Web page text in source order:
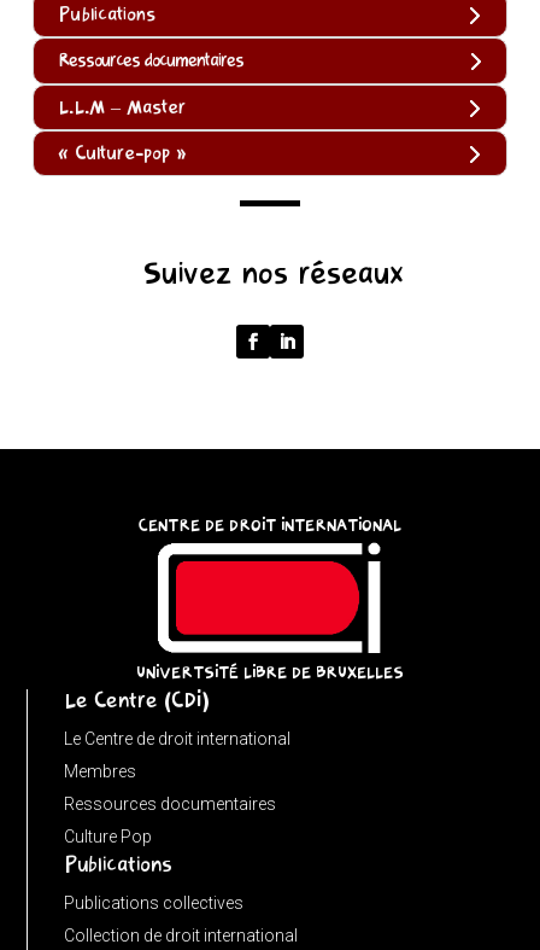
Publications
Ressources documentaires
L.L.M – Master
« Culture-pop »
input
URL(input,
window.location.href);
Suivez nos réseaux
CENTRE DE DROIT INTERNATIONAL
UNIVERTSITÉ LIBRE DE BRUXELLES
Le Centre (CDI)
Le Centre de droit international
Membres
Ressources documentaires
Culture Pop
Publications
Publications collectives
Collection de droit international